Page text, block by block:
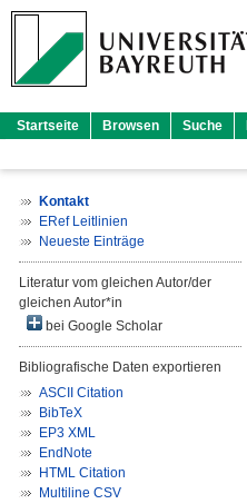
Startseite Browsen Suche
Kontakt
ERef Leitlinien
Neueste Einträge
Literatur vom gleichen Autor/der
gleichen Autor*in
bei Google Scholar
Bibliografische Daten exportieren
ASCII Citation
BibTeX
EP3 XML
EndNote
HTML Citation
Multiline CSV